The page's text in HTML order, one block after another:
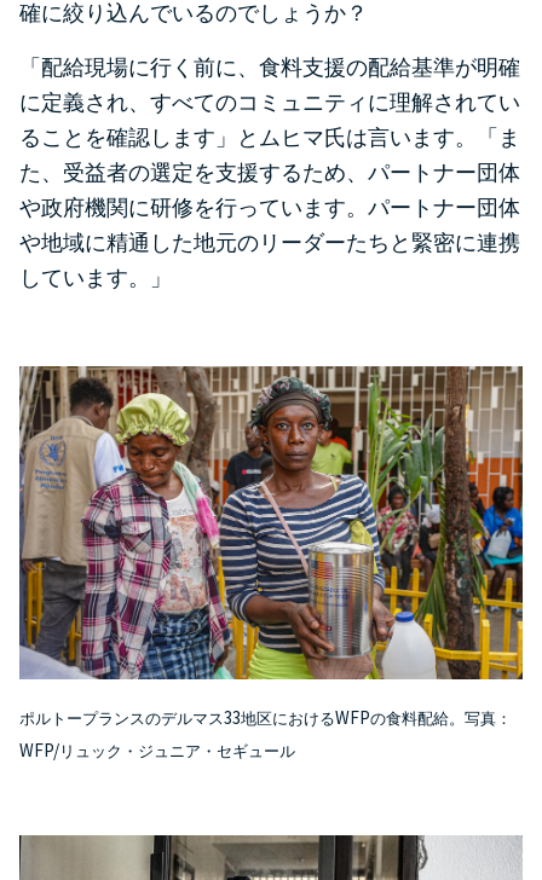
確に絞り込んでいるのでしょうか？
「配給現場に行く前に、食料支援の配給基準が明確
に定義され、すべてのコミュニティに理解されてい
ることを確認します」とムヒマ氏は言います。「ま
た、受益者の選定を支援するため、パートナー団体
や政府機関に研修を行っています。パートナー団体
や地域に精通した地元のリーダーたちと緊密に連携
しています。」
ポルトープランスのデルマス33地区におけるWFPの食料配給。写真：
WFP/ リュック・ジュニア・セギュール